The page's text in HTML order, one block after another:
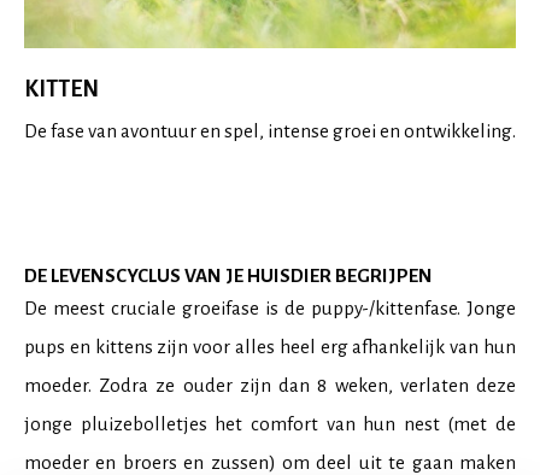
KITTEN
De fase van avontuur en spel, intense groei en ontwikkeling.
DE LEVENSCYCLUS VAN JE HUISDIER BEGRIJPEN
De meest cruciale groeifase is de puppy-/kittenfase. Jonge
pups en kittens zijn voor alles heel erg afhankelijk van hun
moeder. Zodra ze ouder zijn dan 8 weken, verlaten deze
jonge pluizebolletjes het comfort van hun nest (met de
moeder en broers en zussen) om deel uit te gaan maken